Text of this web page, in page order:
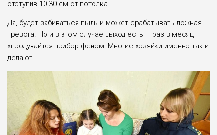
отступив 10-30 см от потолка.
Да, будет забиваться пыль и может срабатывать ложная
тревога. Но и в этом случае выход есть ­– раз в месяц
«продувайте» прибор феном. Многие хозяйки именно так и
делают.